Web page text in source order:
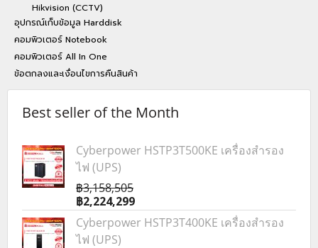
Hikvision (CCTV)
อุปกรณ์เก็บข้อมูล Harddisk
คอมพิวเตอร์ Notebook
คอมพิวเตอร์ All In One
ข้อตกลงและเงื่อนไขการคืนสินค้า
Best seller of the Month
Cyberpower HSTP3T500KE เครื่องสำรอง
ไฟ (UPS)
฿3,158,505
฿2,224,299
Cyberpower HSTP3T400KE เครื่องสำรอง
ไฟ (UPS)